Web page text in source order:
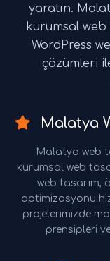
yaratın.
kurumsal web
WordPress
çözümleri
Malatya
Malatya web
kurumsal web
web tasarım,
optimizasyonu
projelerimizde
prensipleri